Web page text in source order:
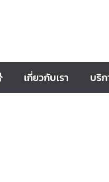
เกี่ยวกับเรา บริ